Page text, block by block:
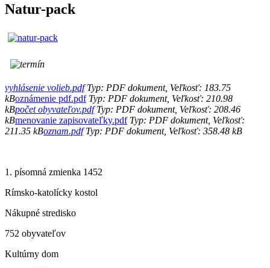
Natur-pack
vyhlásenie volieb.pdfTyp: PDF dokument, Veľkosť: 183.75
kBoznámenie pdf.pdfTyp: PDF dokument, Veľkosť: 210.98
kBpočet obyvateľov.pdfTyp: PDF dokument, Veľkosť: 208.46
kBmenovanie zapisovateľky.pdfTyp: PDF dokument, Veľkosť:
211.35 kBoznam.pdfTyp: PDF dokument, Veľkosť: 358.48 kB
1. písomná zmienka 1452
Rímsko-katolícky kostol
Nákupné stredisko
752 obyvateľov
Kultúrny dom